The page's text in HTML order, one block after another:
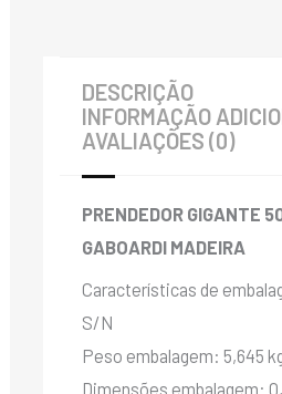
DESCRIÇÃO
INFORMAÇÃO
AVALIAÇÕES (0)
PRENDEDOR GIGANTE
GABOARDI MADEIRA
Características de
S/N
Peso embalagem: 5,645
Dimensões embalagem: